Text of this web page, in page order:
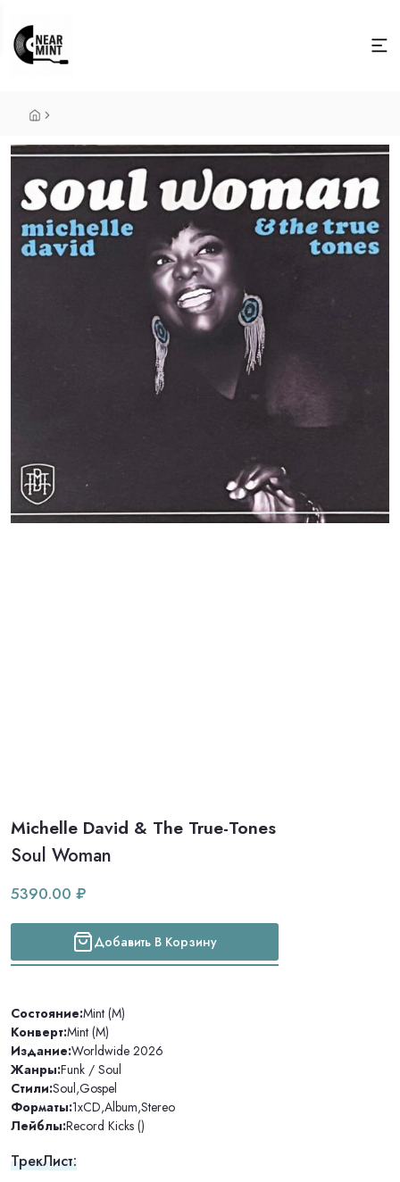
Michelle David & The True-Tones
Soul Woman
5390.00 ₽
Добавить В Корзину
Состояние:Mint (M)
Конверт:Mint (M)
Издание:Worldwide 2026
Жанры:Funk / Soul
Стили:Soul,Gospel
Форматы:1xCD,Album,Stereo
Лейблы:Record Kicks ()
ТрекЛист: